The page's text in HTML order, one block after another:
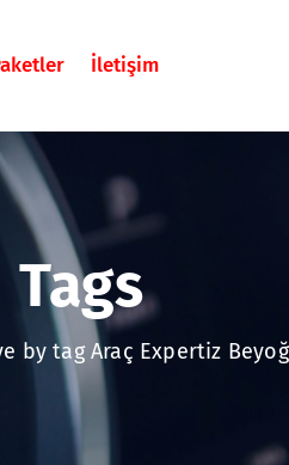
İletişim
Tags
by tag Araç Expertiz